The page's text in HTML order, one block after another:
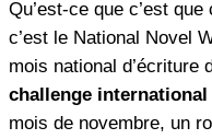
Qu’est-ce que c’est
c’est le National Novel
mois national d’écriture
challenge international
mois de novembre, un